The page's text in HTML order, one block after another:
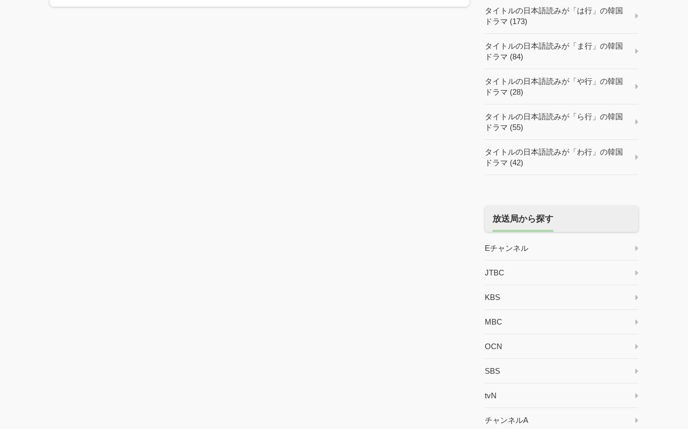
タイトルの日本語読みが「は行」の韓国
ドラマ (173)
タイトルの日本語読みが「ま行」の韓国
ドラマ (84)
タイトルの日本語読みが「や行」の韓国
ドラマ (28)
タイトルの日本語読みが「ら行」の韓国
ドラマ (55)
タイトルの日本語読みが「わ行」の韓国
ドラマ (42)
放送局から探す
Eチャンネル
JTBC
KBS
MBC
OCN
SBS
tvN
チャンネルA